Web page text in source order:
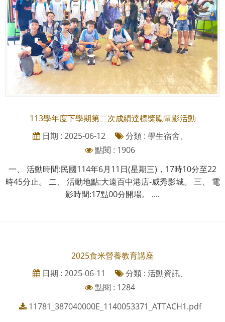
113學年度下學期第二次成績達標獎勵電影活動
日期 : 2025-06-12
分類 : 學生宿舍、
點閱 : 1906
一、 活動時間:民國114年6月11日(星期三)，17時10分至22
時45分止。 二、 活動地點:大遠百中港店-威秀影城。 三、 電
影時間:17點00分開場。 ....
2025食米營養教育講座
日期 : 2025-06-11
分類 : 活動資訊、
點閱 : 1284
11781_387040000E_1140053371_ATTACH1.pdf